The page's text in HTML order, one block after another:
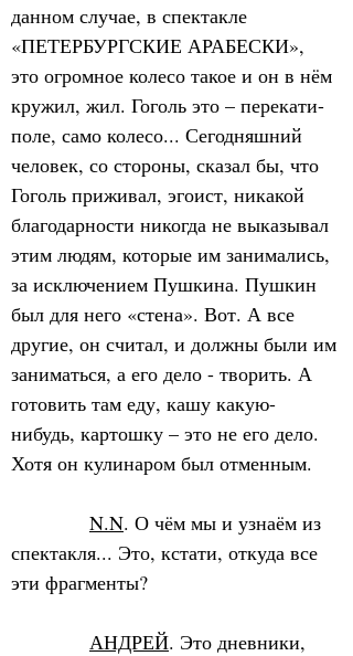
данном случае, в спектакле
«ПЕТЕРБУРГСКИЕ АРАБЕСКИ»,
это огромное колесо такое и он в нём
кружил, жил. Гоголь это – перекати-
поле, само колесо... Сегодняшний
человек, со стороны, сказал бы, что
Гоголь приживал, эгоист, никакой
благодарности никогда не выказывал
этим людям, которые им занимались,
за исключением Пушкина. Пушкин
был для него «стена». Вот. А все
другие, он считал, и должны были им
заниматься, а его дело - творить. А
готовить там еду, кашу какую-
нибудь, картошку – это не его дело.
Хотя он кулинаром был отменным.
N.N. О чём мы и узнаём из
спектакля... Это, кстати, откуда все
эти фрагменты?
АНДРЕЙ. Это дневники,